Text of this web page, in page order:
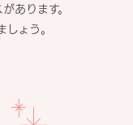
あります。
しょう。